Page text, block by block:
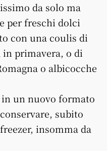
da solo ma
per freschi dolci
con una coulis di
in primavera, o di
o albicocche
un nuovo formato
subito
insomma da